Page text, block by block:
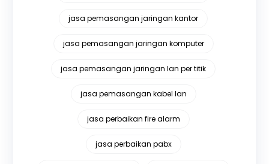
jasa pemasangan jaringan kantor
jasa pemasangan jaringan komputer
jasa pemasangan jaringan lan per titik
jasa pemasangan kabel lan
jasa perbaikan fire alarm
jasa perbaikan pabx